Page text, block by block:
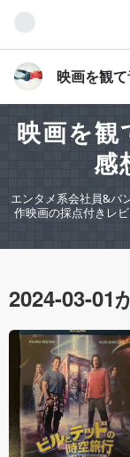
映画を観
映画を観
感
エンタメ系会社員&バ
作映画の採点付きレ
2024-03-01